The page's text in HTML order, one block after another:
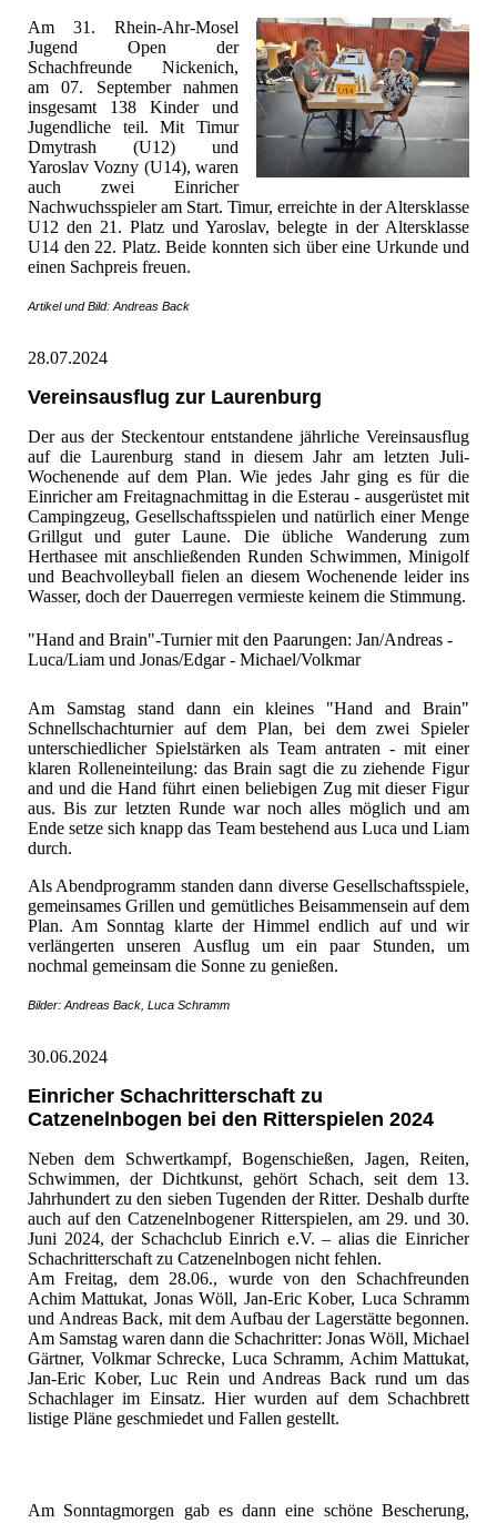
Am 31. Rhein-Ahr-Mosel
Jugend Open der
Schachfreunde Nickenich,
am 07. September nahmen
insgesamt 138 Kinder und
Jugendliche teil. Mit Timur
Dmytrash (U12) und
Yaroslav Vozny (U14), waren
auch zwei Einricher
Nachwuchsspieler am Start. Timur, erreichte in der Altersklasse
U12 den 21. Platz und Yaroslav, belegte in der Altersklasse
U14 den 22. Platz. Beide konnten sich über eine Urkunde und
einen Sachpreis freuen.
Artikel und Bild: Andreas Back
28.07.2024
Vereinsausflug zur Laurenburg
Der aus der Steckentour entstandene jährliche Vereinsausflug
auf die Laurenburg stand in diesem Jahr am letzten Juli-
Wochenende auf dem Plan. Wie jedes Jahr ging es für die
Einricher am Freitagnachmittag in die Esterau - ausgerüstet mit
Campingzeug, Gesellschaftsspielen und natürlich einer Menge
Grillgut und guter Laune. Die übliche Wanderung zum
Herthasee mit anschließenden Runden Schwimmen, Minigolf
und Beachvolleyball fielen an diesem Wochenende leider ins
Wasser, doch der Dauerregen vermieste keinem die Stimmung.
"Hand and Brain"-Turnier mit den Paarungen: Jan/Andreas -
Luca/Liam und Jonas/Edgar - Michael/Volkmar
Am Samstag stand dann ein kleines "Hand and Brain"
Schnellschachturnier auf dem Plan, bei dem zwei Spieler
unterschiedlicher Spielstärken als Team antraten - mit einer
klaren Rolleneinteilung: das Brain sagt die zu ziehende Figur
and und die Hand führt einen beliebigen Zug mit dieser Figur
aus. Bis zur letzten Runde war noch alles möglich und am
Ende setze sich knapp das Team bestehend aus Luca und Liam
durch.
Als Abendprogramm standen dann diverse Gesellschaftsspiele,
gemeinsames Grillen und gemütliches Beisammensein auf dem
Plan. Am Sonntag klarte der Himmel endlich auf und wir
verlängerten unseren Ausflug um ein paar Stunden, um
nochmal gemeinsam die Sonne zu genießen.
Bilder: Andreas Back, Luca Schramm
30.06.2024
Einricher Schachritterschaft zu
Catzenelnbogen bei den Ritterspielen 2024
Neben dem Schwertkampf, Bogenschießen, Jagen, Reiten,
Schwimmen, der Dichtkunst, gehört Schach, seit dem 13.
Jahrhundert zu den sieben Tugenden der Ritter. Deshalb durfte
auch auf den Catzenelnbogener Ritterspielen, am 29. und 30.
Juni 2024, der Schachclub Einrich e.V. – alias die Einricher
Schachritterschaft zu Catzenelnbogen nicht fehlen.
Am Freitag, dem 28.06., wurde von den Schachfreunden
Achim Mattukat, Jonas Wöll, Jan-Eric Kober, Luca Schramm
und Andreas Back, mit dem Aufbau der Lagerstätte begonnen.
Am Samstag waren dann die Schachritter: Jonas Wöll, Michael
Gärtner, Volkmar Schrecke, Luca Schramm, Achim Mattukat,
Jan-Eric Kober, Luc Rein und Andreas Back rund um das
Schachlager im Einsatz. Hier wurden auf dem Schachbrett
listige Pläne geschmiedet und Fallen gestellt.
Am Sonntagmorgen gab es dann eine schöne Bescherung,